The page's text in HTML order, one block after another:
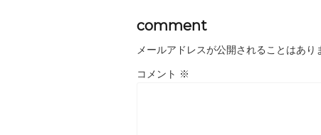
comment
メールアドレスが公開されることはあり
コメント ※